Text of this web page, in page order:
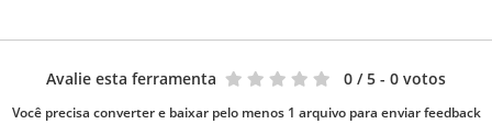
Avalie esta ferramenta 0 / 5 - 0 votos
Você precisa converter e baixar pelo menos 1 arquivo para enviar feedback